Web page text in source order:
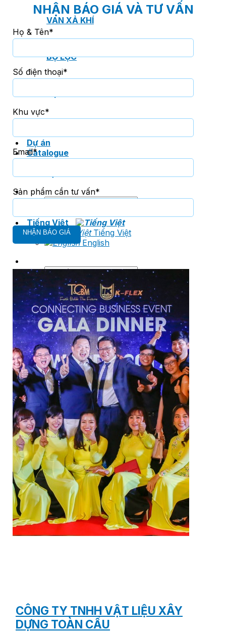
VAN XẢ KHÍ
BỘ LỌC
Dự án
Catalogue
Tìm
Tiếng Việt
Tiếng Việt
English
Tìm
kiếm:
NHẬN BÁO GIÁ VÀ TƯ VẤN
Họ & Tên*
Số điện thoại*
Khu vực*
Email*
Sản phẩm cần tư vấn*
CÔNG TY TNHH VẬT LIỆU XÂY
DỰNG TOÀN CẦU